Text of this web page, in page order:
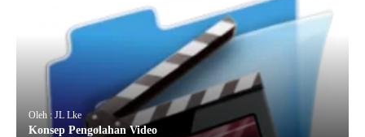
Oleh : JL Lke
Konsep Pengolahan Video